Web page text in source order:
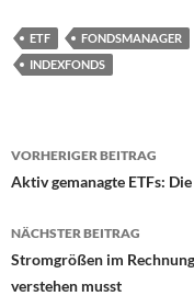
ETF FONDSMANAGER
INDEXFONDS
VORHERIGER BEITRAG
Aktiv gemanagte ETFs:
NÄCHSTER BEITRAG
Stromgrößen im
verstehen musst